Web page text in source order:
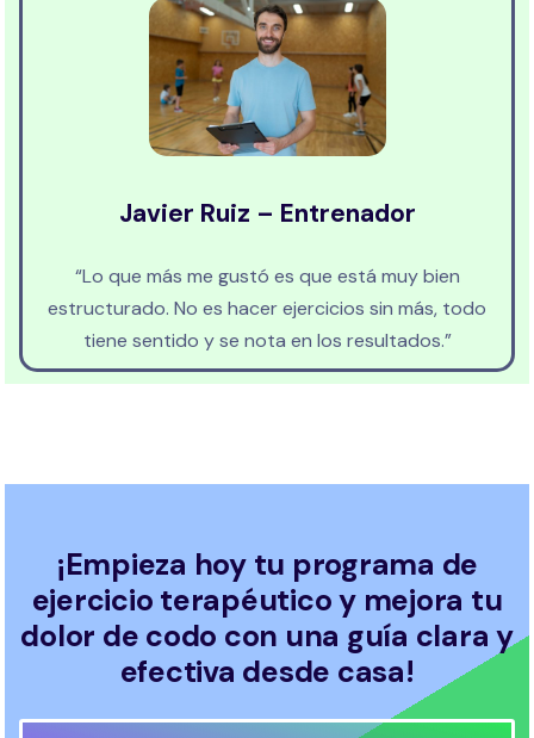
Javier Ruiz – Entrenador
“Lo que más me gustó es que está muy bien
estructurado. No es hacer ejercicios sin más, todo
tiene sentido y se nota en los resultados.”
¡Empieza hoy tu programa de
ejercicio terapéutico y mejora tu
dolor de codo con una guía clara y
efectiva desde casa!